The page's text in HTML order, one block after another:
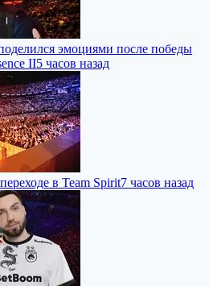
эмоциями после победы
II5 часов назад
в Team Spirit7 часов назад